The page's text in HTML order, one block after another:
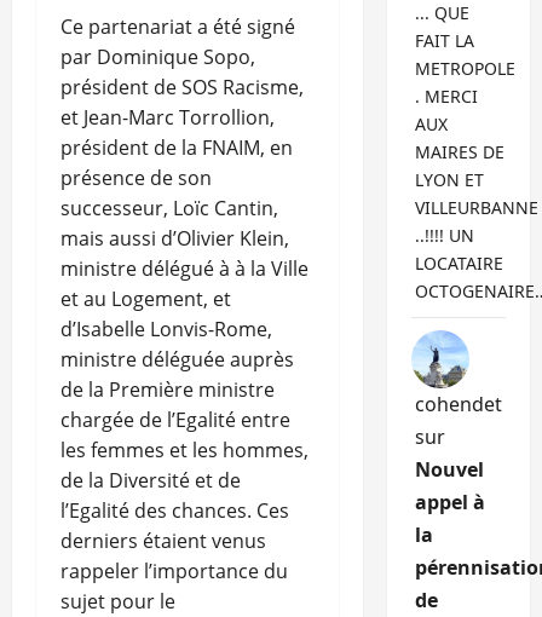
Ce partenariat a été signé
par Dominique Sopo,
président de SOS Racisme,
et Jean-Marc Torrollion,
président de la FNAIM, en
présence de son
successeur, Loïc Cantin,
mais aussi d’Olivier Klein,
ministre délégué à à la Ville
et au Logement, et
d’Isabelle Lonvis-Rome,
ministre déléguée auprès
de la Première ministre
chargée de l’Egalité entre
les femmes et les hommes,
de la Diversité et de
l’Egalité des chances. Ces
derniers étaient venus
rappeler l’importance du
sujet pour le
... QUE
FAIT LA
METROPOLE
. MERCI
AUX
MAIRES DE
LYON ET
VILLEURBANNE
..!!!! UN
LOCATAIRE
cohendet
sur
Nouvel
appel à
la
de